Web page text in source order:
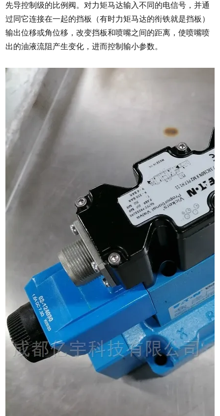
先导控制级的比例阀。对力矩马达输入不同的电信号，并通
过同它连接在一起的挡板（有时力矩马达的衔铁就是挡板）
输出位移或角位移，改变挡板和喷嘴之间的距离，使喷嘴喷
出的油液流阻产生变化，进而控制输小参数。